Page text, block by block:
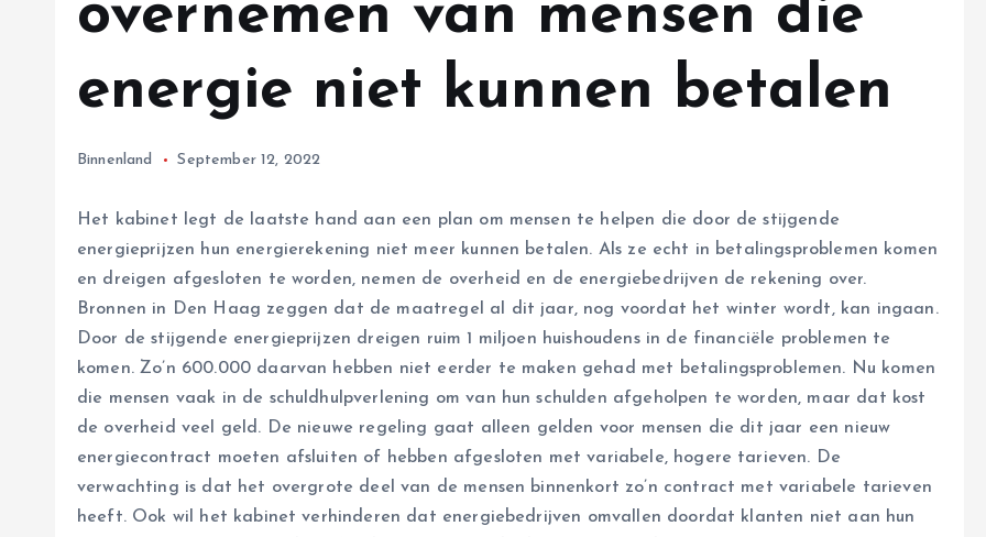
overnemen van mensen die
energie niet kunnen betalen
Binnenland September 12, 2022
Het kabinet legt de laatste hand aan een plan om mensen te helpen die door de stijgende
energieprijzen hun energierekening niet meer kunnen betalen. Als ze echt in betalingsproblemen komen
en dreigen afgesloten te worden, nemen de overheid en de energiebedrijven de rekening over.
Bronnen in Den Haag zeggen dat de maatregel al dit jaar, nog voordat het winter wordt, kan ingaan.
Door de stijgende energieprijzen dreigen ruim 1 miljoen huishoudens in de financiële problemen te
komen. Zo’n 600.000 daarvan hebben niet eerder te maken gehad met betalingsproblemen. Nu komen
die mensen vaak in de schuldhulpverlening om van hun schulden afgeholpen te worden, maar dat kost
de overheid veel geld. De nieuwe regeling gaat alleen gelden voor mensen die dit jaar een nieuw
energiecontract moeten afsluiten of hebben afgesloten met variabele, hogere tarieven. De
verwachting is dat het overgrote deel van de mensen binnenkort zo’n contract met variabele tarieven
heeft. Ook wil het kabinet verhinderen dat energiebedrijven omvallen doordat klanten niet aan hun